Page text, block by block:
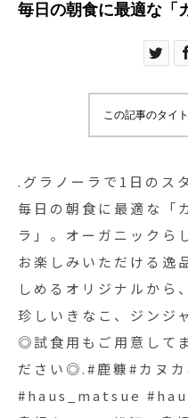
毎日の朝食に最適な「
お楽しみいただける逸
珍しいきなこ、ジンジ
#haus_matsue
カフェ #松江 #島根 #
この記事のタイ
.グラノーラで1日のス
毎日の朝食に最適な「
ラ」。オーガニックら
お楽しみいただける逸
しめるオリジナルから
珍しいきなこ、ジンジ
◎試食用もご用意して
ださい◎.#鹿糠#カヌ
#haus_matsue